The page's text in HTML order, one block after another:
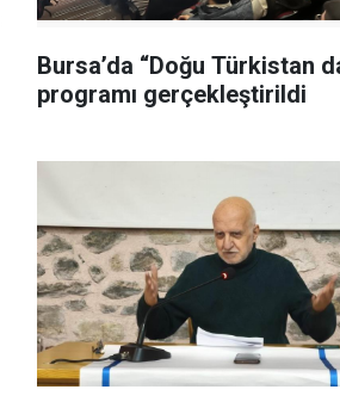
Bursa’da “Doğu Türkistan
programı gerçekleştirildi